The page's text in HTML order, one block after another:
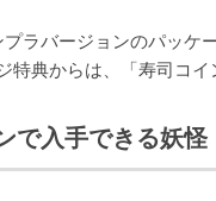
ラバージョンのパッケ
特典からは、「寿司コイ
で入手できる妖怪